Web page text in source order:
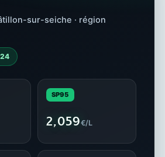
sur-seiche · région
SP95
2,059€/L